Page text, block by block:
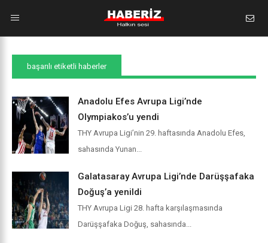
başarılı etiketli haberler
Anadolu Efes Avrupa Ligi’nde
Olympiakos’u yendi
THY Avrupa Ligi’nin 29. haftasında Anadolu Efes,
sahasında Yunan...
Galatasaray Avrupa Ligi’nde Darüşşafaka
Doğuş’a yenildi
THY Avrupa Ligi 28. hafta karşılaşmasında
Darüşşafaka Doğuş, sahasında...